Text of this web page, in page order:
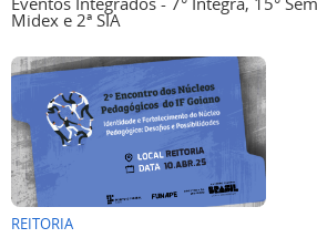
Midex e 2ª SIA
REITORIA